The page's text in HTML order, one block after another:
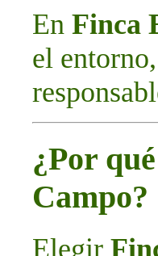
En Finca
el
¿Por
Campo?
Elegir